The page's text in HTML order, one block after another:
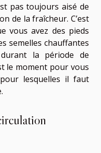
pas toujours aisé de
de la fraîcheur. C’est
vous avez des pieds
semelles chauffantes
la période de
le moment pour vous
lesquelles il faut